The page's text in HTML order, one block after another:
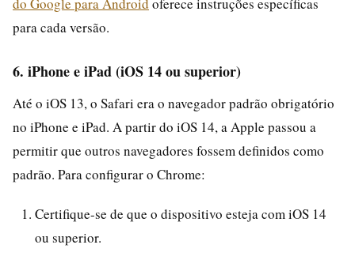
para cada versão.
6. iPhone e iPad (iOS 14 ou superior)
Até o iOS 13, o Safari era o navegador padrão obrigatório
no iPhone e iPad. A partir do iOS 14, a Apple passou a
permitir que outros navegadores fossem definidos como
padrão. Para configurar o Chrome:
Certifique-se de que o dispositivo esteja com iOS 14
ou superior.